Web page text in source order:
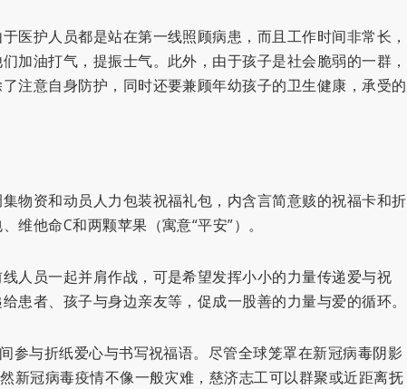
医护人员都是站在第一线照顾病患，而且工作时间非常长，
加油打气，提振士气。此外，由于孩子是社会脆弱的一群，
注意自身防护，同时还要兼顾年幼孩子的卫生健康，承受的
物资和动员人力包装祝福礼包，内含言简意赅的祝福卡和折
维他命C和两颗苹果（寓意“平安”）。
人员一起并肩作战，可是希望发挥小小的力量传递爱与祝
患者、孩子与身边亲友等，促成一股善的力量与爱的循环。
参与折纸爱心与书写祝福语。尽管全球笼罩在新冠病毒阴影
新冠病毒疫情不像一般灾难，慈济志工可以群聚或近距离抚